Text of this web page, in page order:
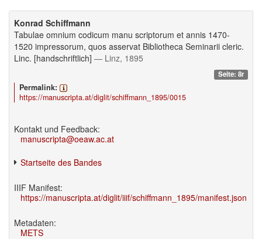
Konrad Schiffmann
Tabulae omnium codicum manu scriptorum et annis 1470-
1520 impressorum, quos asservat Bibliotheca Seminarii cleric.
Linc. [handschriftlich] — Linz, 1895
Seite: 8r
Permalink:
https://manuscripta.at/diglit/schiffmann_1895/0015
Kontakt und Feedback:
manuscripta@oeaw.ac.at
Startseite des Bandes
IIIF Manifest:
https://manuscripta.at/diglit/iiif/schiffmann_1895/manifest.json
Metadaten:
METS